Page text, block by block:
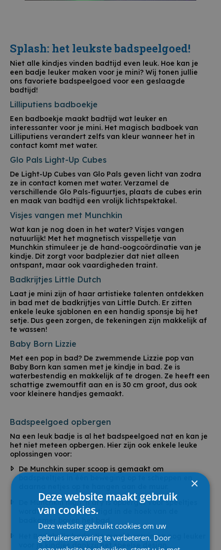
Splash: het leukste badspeelgoed!
Niet alle kindjes vinden badtijd even leuk. Hoe kan je
een badje leuker maken voor je mini? Wij tonen jullie
ons favoriete badspeelgoed voor een geslaagde
badtijd!
Lilliputiens badboekje
Een badboekje maakt badtijd wat leuker en
interessanter voor je mini. Het magisch badboek van
Lilliputiens verandert zelfs van kleur wanneer het in
contact komt met water.
Glo Pals Light-Up Cubes
De Light-Up Cubes van Glo Pals geven licht van zodra
ze in contact komen met water. Verzamel de
verschillende Glo Pals-figuurtjes, plaats de cubes erin
en maak van badtijd een vrolijk lichtspektakel.
Visjes vangen met Munchkin
Wat kan je nog doen in het water? Visjes vangen
natuurlijk! Met het magnetisch visspelletje van
Munchkin stimuleer je de hand-oogcoördinatie van je
kindje. Dit zorgt voor badplezier dat niet alleen
ontspant, maar ook vaardigheden traint.
Badkrijtjes Little Dutch
Laat je mini zijn of haar artistieke talenten ontdekken
in bad met de badkrijtjes van Little Dutch. Er zitten
enkele leuke sjablonen en een handig sponsje bij het
setje. Dus geen zorgen, de tekeningen zijn makkelijk af
te wassen!
Baby Born Lizzie
Met een pop in bad? De zwemmende Lizzie pop van
Baby Born kan samen met je kindje in bad. Ze is
waterbestendig en makkelijk af te drogen. Ze heeft een
schattige zwemoutfit aan en is 30 cm groot, dus ook
voor kleinere handjes gemaakt.
Badspeelgoed opbergen
Na een leuk badje is al het badspeelgoed nat en kan je
het niet meteen opbergen. Hier zijn ook enkele leuke
oplossingen voor:
De Munchkin super scoop is gemaakt om
De Munchkin high ’n dry is opberger voor speeltjes
wordt dan weer bevestigd in de hoek van de
Het Badabulle badnetje maakt opruimen nog leuker
voor je kindjes dankzij het speelse design.
×
Deze website maakt gebruik
van cookies.
Deze website gebruikt cookies om uw
gebruikerservaring te verbeteren. Door